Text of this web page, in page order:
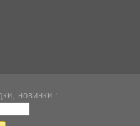
новинки :